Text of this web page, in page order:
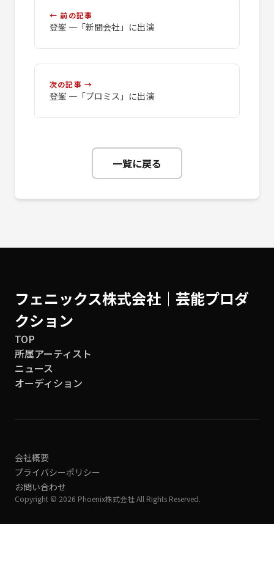
← 前の記事
登峯 一「新聞会社」に出演
次の記事 →
登峯 一「プロミス」に出演
一覧に戻る
フェニックス株式会社│芸能プロダ
クション
TOP
所属アーティスト
ニュース
オーディション
会社概要
プライバシーポリシー
お問い合わせ
Copyright © 2026 Phoenix株式会社 All Rights Reserved.